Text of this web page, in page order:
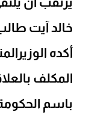
خالد آيت
أكده
المكلف
باسم